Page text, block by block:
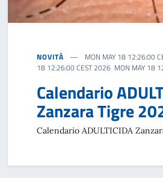
NOVITÀ
MON MAY 18 12:26:00
18 12:26:00 CEST 2026 MON MAY 18
Calendario
Zanzara Tigre
Calendario ADULTICIDA